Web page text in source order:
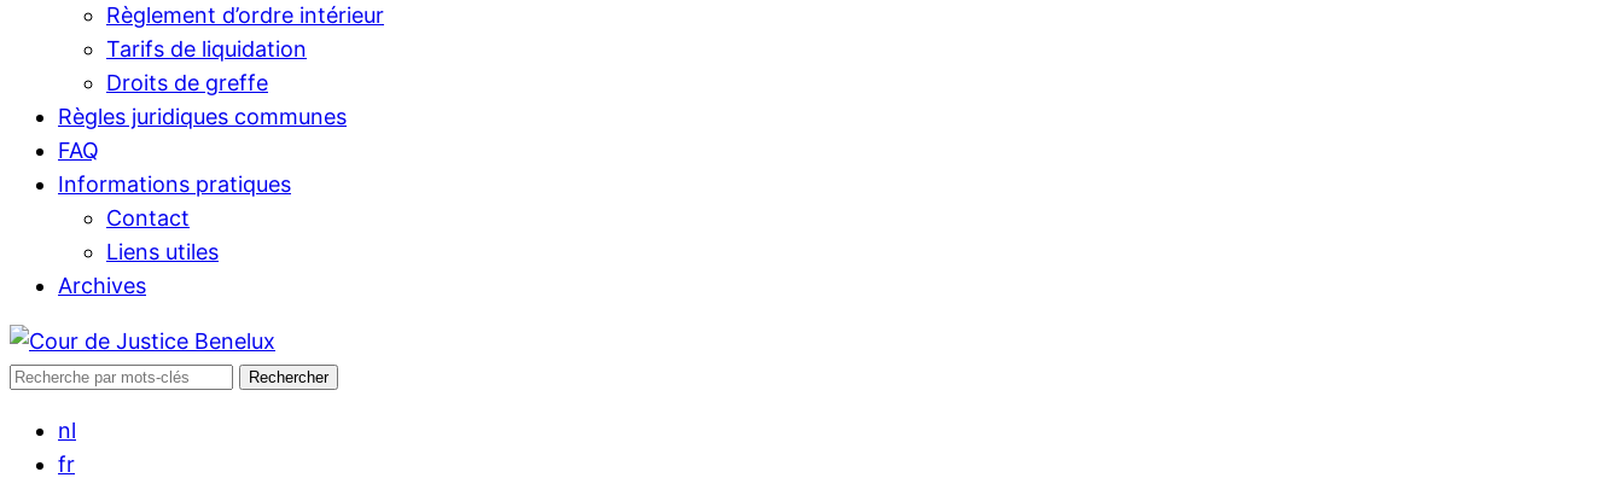
Règlement d’ordre intérieur
Tarifs de liquidation
Droits de greffe
Règles juridiques communes
FAQ
Informations pratiques
Contact
Liens utiles
Archives
Rechercher : Rechercher
nl
fr